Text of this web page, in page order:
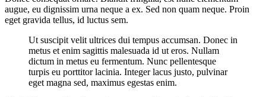
augue, eu dignissim urna neque a ex. Sed non quam neque. Proin
eget gravida tellus, id luctus sem.
Ut suscipit velit ultrices dui tempus accumsan. Donec in
metus et enim sagittis malesuada id ut eros. Nullam
dictum in metus eu fermentum. Nunc pellentesque
turpis eu porttitor lacinia. Integer lacus justo, pulvinar
eget magna sed, maximus egestas enim.